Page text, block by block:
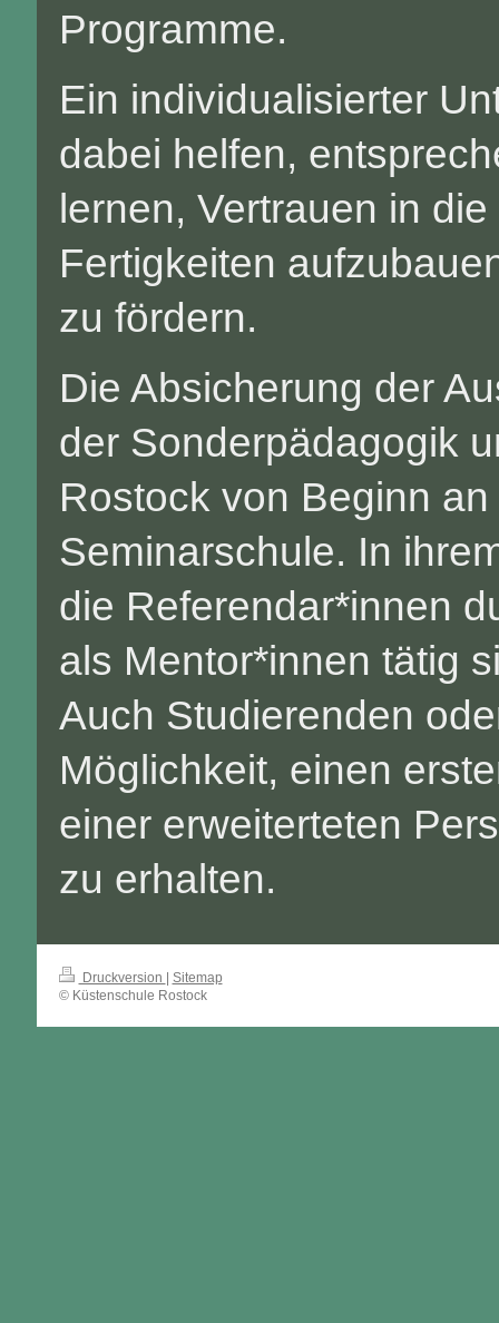
Programme.
Ein individualisierter
dabei helfen,
lernen, Vertrauen in
Fertigkeiten
zu fördern.
Die Absicherung der
der Sonderpädagogik
Rostock von Beginn
Seminarschule. In
die Referendar*innen
als Mentor*innen tätig
Auch Studierenden
Möglichkeit, einen
einer erweiterteten
zu erhalten.
Druckversion
Sitemap
© Küstenschule Rostock